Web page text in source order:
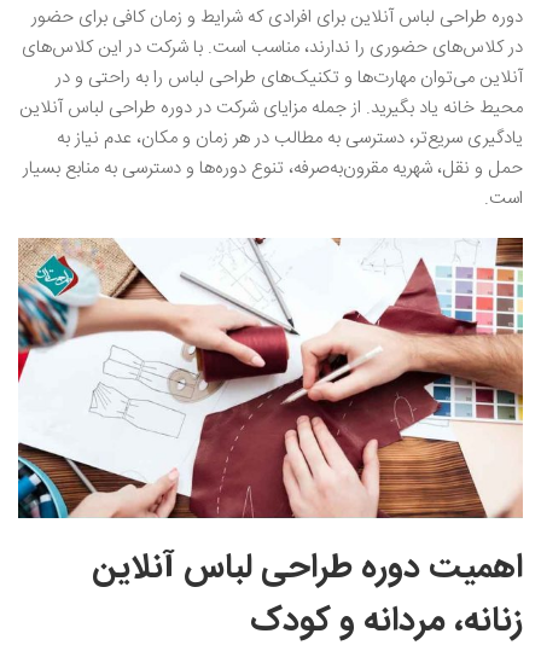
دوره طراحی لباس آنلاین برای افرادی که شرایط و زمان کافی برای حضور
در کلاس‌های حضوری را ندارند، مناسب است. با شرکت در این کلاس‌های
آنلاین می‌توان مهارت‌ها و تکنیک‌های طراحی لباس را به راحتی و در
محیط خانه یاد بگیرید. از جمله مزایای شرکت در دوره طراحی لباس آنلاین
یادگیری سریع‌تر، دسترسی به مطالب در هر زمان و مکان، عدم نیاز به
حمل و نقل، شهریه مقرون‌به‌صرفه، تنوع دوره‌ها و دسترسی به منابع بسیار
است.
اهمیت دوره طراحی لباس آنلاین
زنانه، مردانه و کودک